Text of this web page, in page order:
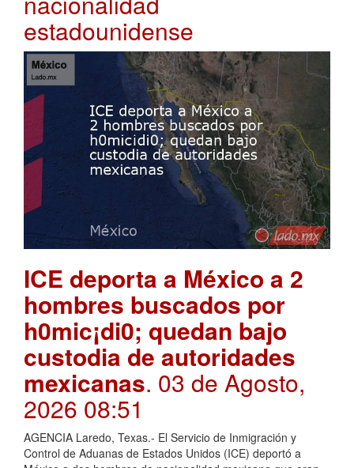
estadounidense
ICE deporta a México a 2
hombres buscados por
h0mic¡di0; quedan bajo
custodia de autoridades
mexicanas. 03 de Agosto,
2026 08:51
AGENCIA Laredo, Texas.- El Servicio de Inmigración y
Control de Aduanas de Estados Unidos (ICE) deportó a